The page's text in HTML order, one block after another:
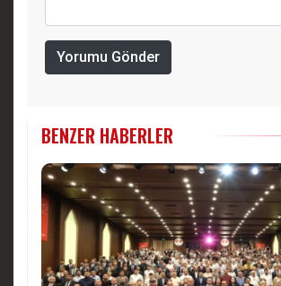
Yorumu Gönder
BENZER HABERLER